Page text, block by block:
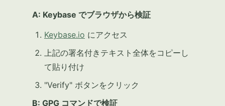
A: Keybase でブラウザから検証
Keybase.io にアクセス
上記の署名付きテキスト全体をコピーし
て貼り付け
"Verify" ボタンをクリック
B: GPG コマンドで検証